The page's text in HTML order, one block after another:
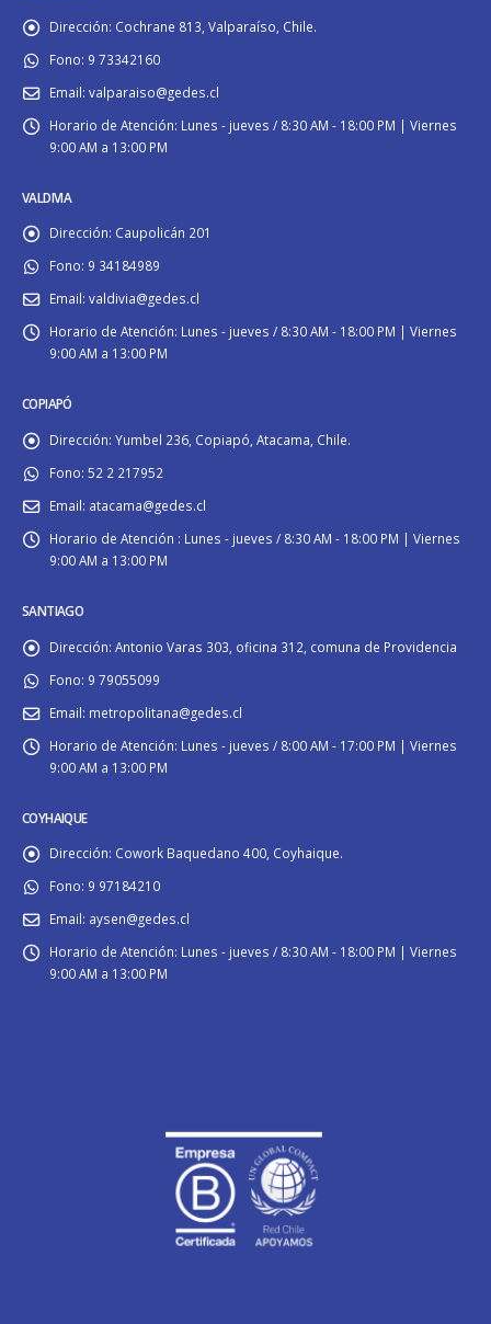
Dirección: Cochrane 813, Valparaíso, Chile.
Fono: 9 73342160
Email: valparaiso@gedes.cl
Horario de Atención: Lunes - jueves / 8:30 AM - 18:00 PM | Viernes
9:00 AM a 13:00 PM
VALDIVIA
Dirección: Caupolicán 201
Fono: 9 34184989
Email: valdivia@gedes.cl
Horario de Atención: Lunes - jueves / 8:30 AM - 18:00 PM | Viernes
9:00 AM a 13:00 PM
COPIAPÓ
Dirección: Yumbel 236, Copiapó, Atacama, Chile.
Fono: 52 2 217952
Email: atacama@gedes.cl
Horario de Atención : Lunes - jueves / 8:30 AM - 18:00 PM | Viernes
9:00 AM a 13:00 PM
SANTIAGO
Dirección: Antonio Varas 303, oficina 312, comuna de Providencia
Fono: 9 79055099
Email: metropolitana@gedes.cl
Horario de Atención: Lunes - jueves / 8:00 AM - 17:00 PM | Viernes
9:00 AM a 13:00 PM
COYHAIQUE
Dirección: Cowork Baquedano 400, Coyhaique.
Fono: 9 97184210
Email: aysen@gedes.cl
Horario de Atención: Lunes - jueves / 8:30 AM - 18:00 PM | Viernes
9:00 AM a 13:00 PM